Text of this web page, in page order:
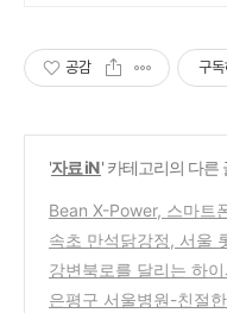
공감 구독
'자료 iN' 카테고리의 다른
Bean X-Power, 스마트
커가 하나로 합쳐진 아
속초 만석닭강정, 서울
점 식품관에서 판매 이
강변북로를 달리는 하
장
(0)
은평구 서울병원-친절